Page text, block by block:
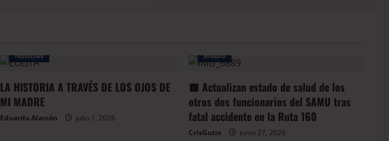
Noticias
LA HISTORIA A TRAVÉS DE LOS OJOS DE
MI MADRE
Eduardo Alarcón julio 1, 2026
BioBio
🟥 Actualizan estado de salud de los
otros dos funcionarios del SAMU tras
fatal accidente en la Ruta 160
CrisGutie junio 27, 2026